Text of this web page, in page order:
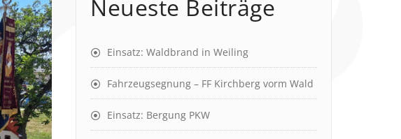
Neueste Beiträge
Einsatz: Waldbrand in Weiling
Fahrzeugsegnung – FF Kirchberg vorm Wald
Einsatz: Bergung PKW